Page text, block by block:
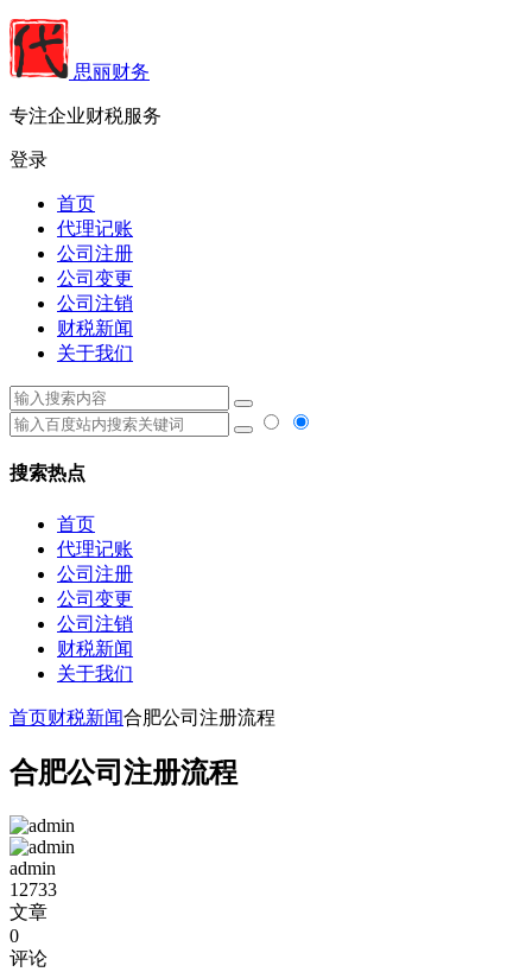
思丽财务
专注企业财税服务
登录
首页
代理记账
公司注册
公司变更
公司注销
财税新闻
关于我们
搜索热点
首页
代理记账
公司注册
公司变更
公司注销
财税新闻
关于我们
首页财税新闻合肥公司注册流程
合肥公司注册流程
admin
12733
文章
0
评论